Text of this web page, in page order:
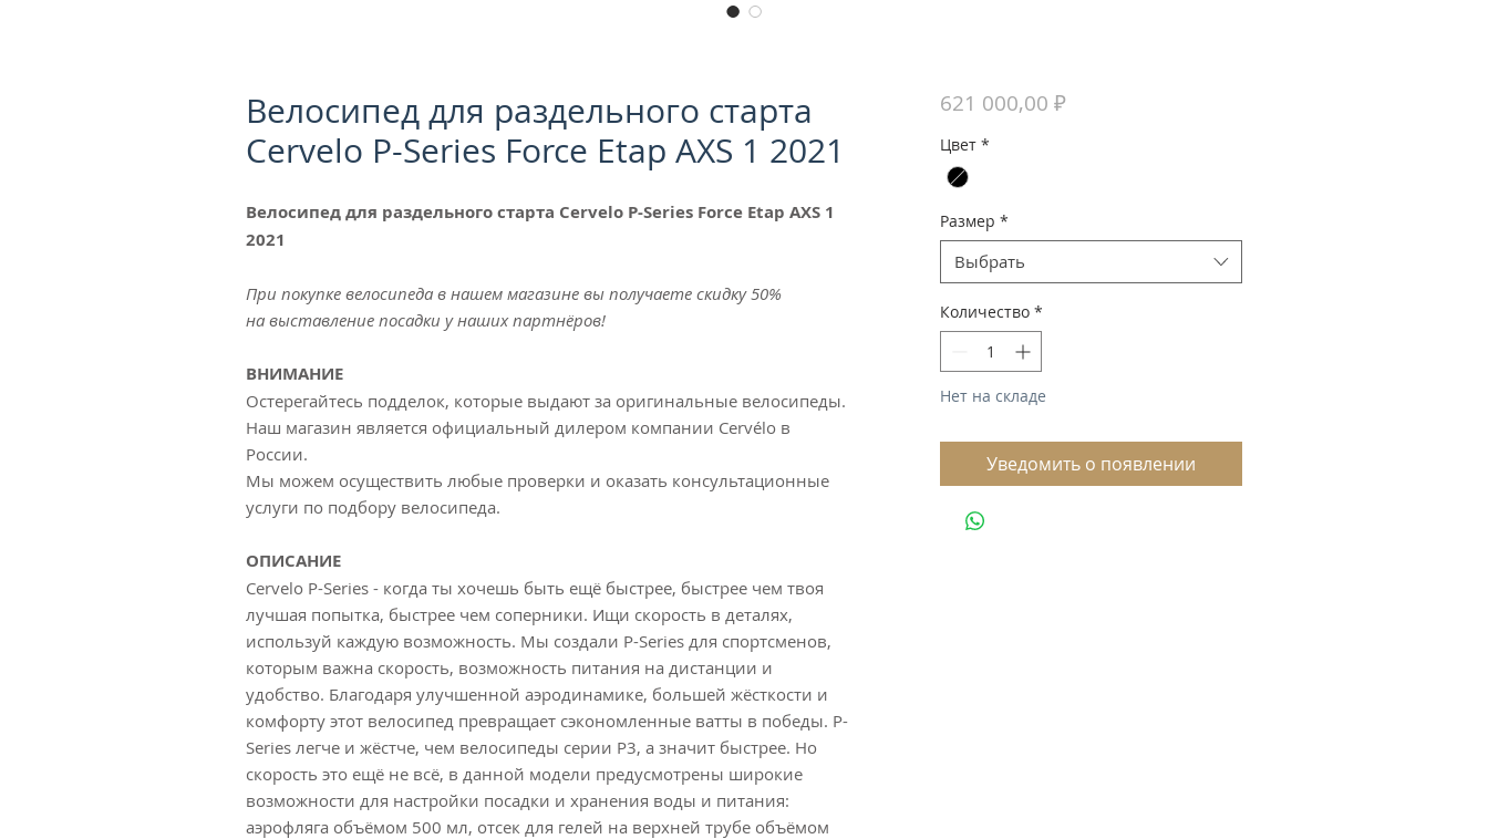
Велосипед для раздельного старта
Cervelo P-Series Force Etap AXS 1 2021
Велосипед для раздельного старта Cervelo P-Series Force Etap AXS 1
2021
При покупке велосипеда в нашем магазине вы получаете скидку 50%
на выставление посадки у наших партнёров!
ВНИМАНИЕ
Остерегайтесь подделок, которые выдают за оригинальные велосипеды.
Наш магазин является официальный дилером компании Cervélo в
России.
Мы можем осуществить любые проверки и оказать консультационные
услуги по подбору велосипеда.
ОПИСАНИЕ
Cervelo P-Series - когда ты хочешь быть ещё быстрее, быстрее чем твоя
лучшая попытка, быстрее чем соперники. Ищи скорость в деталях,
используй каждую возможность. Мы создали P-Series для спортсменов,
которым важна скорость, возможность питания на дистанции и
удобство. Благодаря улучшенной аэродинамике, большей жёсткости и
комфорту этот велосипед превращает сэкономленные ватты в победы. P-
Series легче и жёстче, чем велосипеды серии P3, а значит быстрее. Но
скорость это ещё не всё, в данной модели предусмотрены широкие
возможности для настройки посадки и хранения воды и питания:
аэрофляга объёмом 500 мл, отсек для гелей на верхней трубе объёмом
621 000,00 ₽Цена
Цвет *
Размер *
Выбрать
Количество *
Нет на складе
Уведомить о появлении